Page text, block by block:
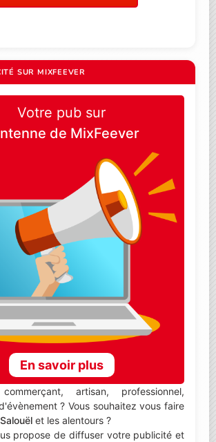
SUR MIXFEEVER
Votre pub sur
de MixFeever
En savoir plus
artisan, professionnel,
? Vous souhaitez vous faire
Salouël et les alentours ?
propose de diffuser votre publicité et